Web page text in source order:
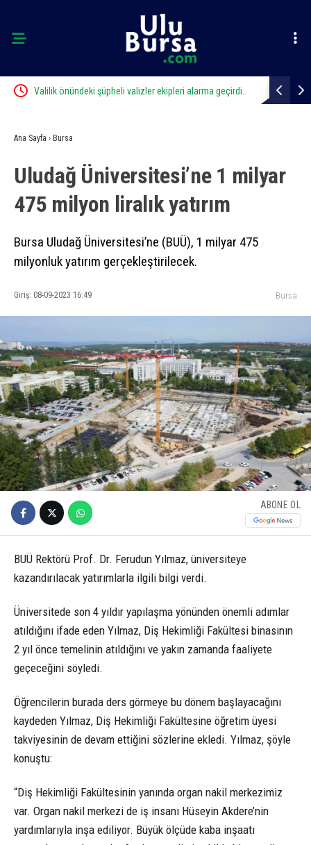
Valilik önündeki şüpheli valizler ekipleri alarma geçirdi.. Nilüfer’e 7
Ana Sayfa › Bursa
Uludağ Üniversitesi’ne 1 milyar
475 milyon liralık yatırım
Bursa Uludağ Üniversitesi’ne (BUÜ), 1 milyar 475
milyonluk yatırım gerçekleştirilecek.
Giriş: 08-09-2023 16:49 Bursa
ABONE OL
BUÜ Rektörü Prof. Dr. Ferudun Yılmaz, üniversiteye
kazandırılacak yatırımlarla ilgili bilgi verdi.
Üniversitede son 4 yıldır yapılaşma yönünden önemli adımlar
atıldığını ifade eden Yılmaz, Diş Hekimliği Fakültesi binasının
2 yıl önce temelinin atıldığını ve yakın zamanda faaliyete
geçeceğini söyledi.
Öğrencilerin burada ders görmeye bu dönem başlayacağını
kaydeden Yılmaz, Diş Hekimliği Fakültesine öğretim üyesi
takviyesinin de devam ettiğini sözlerine ekledi. Yılmaz, şöyle
konuştu:
“Diş Hekimliği Fakültesinin yanında organ nakil merkezimiz
var. Organ nakil merkezi de iş insanı Hüseyin Akdere’nin
yardımlarıyla inşa ediliyor. Büyük ölçüde kaba inşaatı